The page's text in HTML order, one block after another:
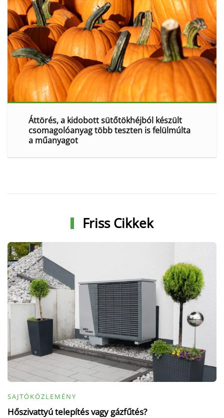
Áttörés, a kidobott sütőtökhéjból készült
csomagolóanyag több teszten is felülmúlta
a műanyagot
Friss Cikkek
SAJTÓKÖZLEMÉNY
Hőszivattyú telepítés vagy gázfűtés?